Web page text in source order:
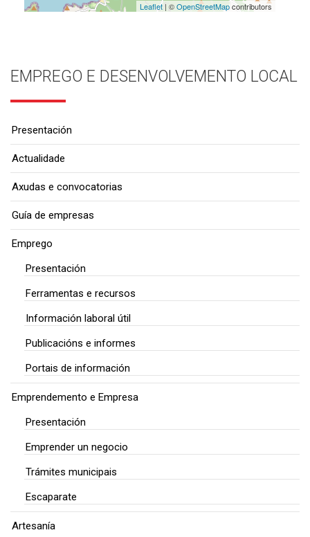
Leaflet| ©OpenStreetMapcontributors
EMPREGO E DESENVOLVEMENTO LOCAL
Presentación
Actualidade
Axudas e convocatorias
Guía de empresas
Emprego
Presentación
Ferramentas e recursos
Información laboral útil
Publicacións e informes
Portais de información
Emprendemento e Empresa
Presentación
Emprender un negocio
Trámites municipais
Escaparate
Artesanía